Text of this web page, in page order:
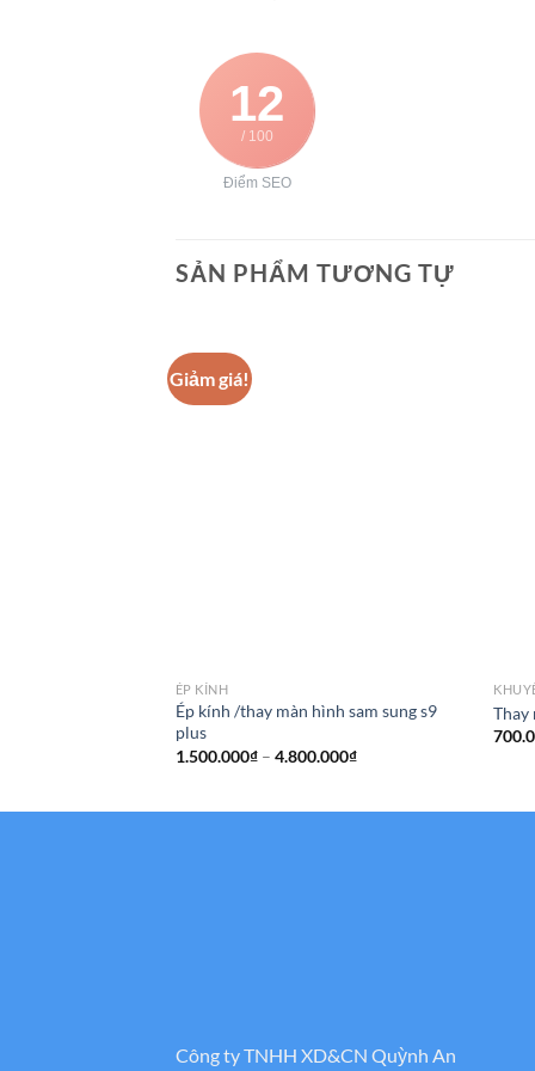
12
/ 100
Điểm SEO
SẢN PHẨM TƯƠNG TỰ
Giảm giá!
ÉP KÍNH
Ép kính /thay màn hình sam sung s9
plus
1.500.000₫ – 4.800.000₫Khoảng
Thay
Công ty TNHH XD&CN Quỳnh An